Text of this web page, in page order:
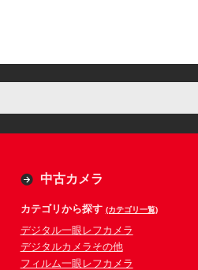
中古カメラ
カテゴリから探す (カテゴリ一覧)
デジタル一眼レフカメラ
デジタルカメラその他
フィルム一眼レフカメラ